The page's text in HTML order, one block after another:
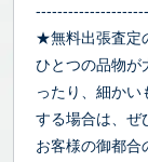
★無料出張査定
ひとつの品物が
ったり、細かい
する場合は、ぜ
お客様の御都合